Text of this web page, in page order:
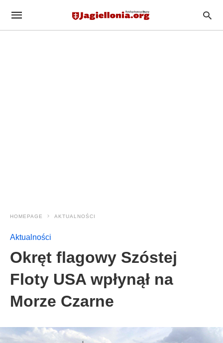
HOMEPAGE AKTUALNOŚCI
Aktualności
Okręt flagowy Szóstej
Floty USA wpłynął na
Morze Czarne